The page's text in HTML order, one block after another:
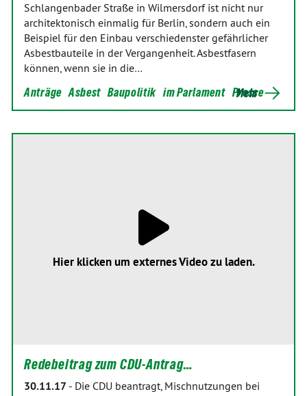
Schlangenbader Straße in Wilmersdorf ist nicht nur
architektonisch einmalig für Berlin, sondern auch ein
Beispiel für den Einbau verschiedenster gefährlicher
Asbestbauteile in der Vergangenheit. Asbestfasern
können, wenn sie in die…
Anträge Asbest Baupolitik im Parlament Presse
Mehr
Redebeitrag zum CDU-Antrag…
30.11.17 - Die CDU beantragt, Mischnutzungen bei
Hier klicken um externes Video zu laden.